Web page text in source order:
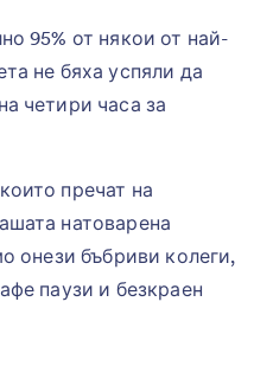
95% от някои от най-
не бяха успяли да
четири часа за
пречат на
натоварена
онези бъбриви колеги,
паузи и безкраен